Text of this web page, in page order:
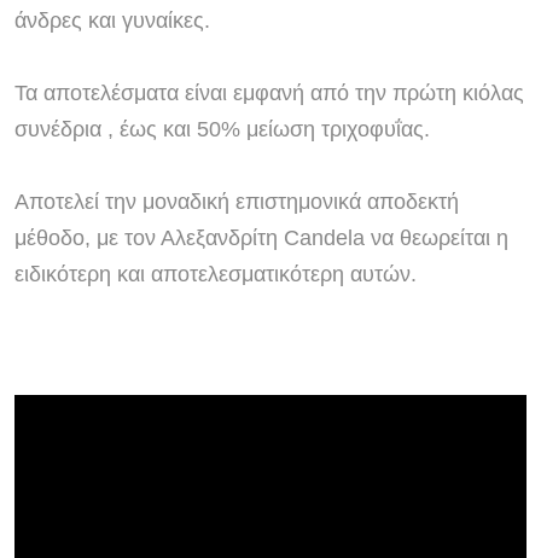
άνδρες και γυναίκες.
Τα αποτελέσματα είναι εμφανή από την πρώτη κιόλας
συνέδρια , έως και 50% μείωση τριχοφυΐας.
Αποτελεί την μοναδική επιστημονικά αποδεκτή
μέθοδο, με τον Αλεξανδρίτη Candela να θεωρείται η
ειδικότερη και αποτελεσματικότερη αυτών.